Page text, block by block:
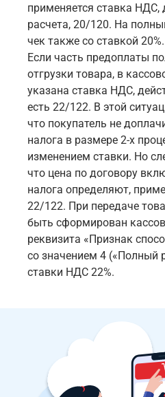
применяется ставка
расчета, 20/120. На
чек также со ставкой 20%.
Если часть предоплаты
отгрузки товара, в
указана ставка НДС,
есть 22/122. В этой
что покупатель не
налога в размере 2-х
изменением ставки. Но
что цена по договору
налога определяют,
22/122. При передаче
быть сформирован
реквизита «Признак
со значением 4 («Полный
ставки НДС 22%.